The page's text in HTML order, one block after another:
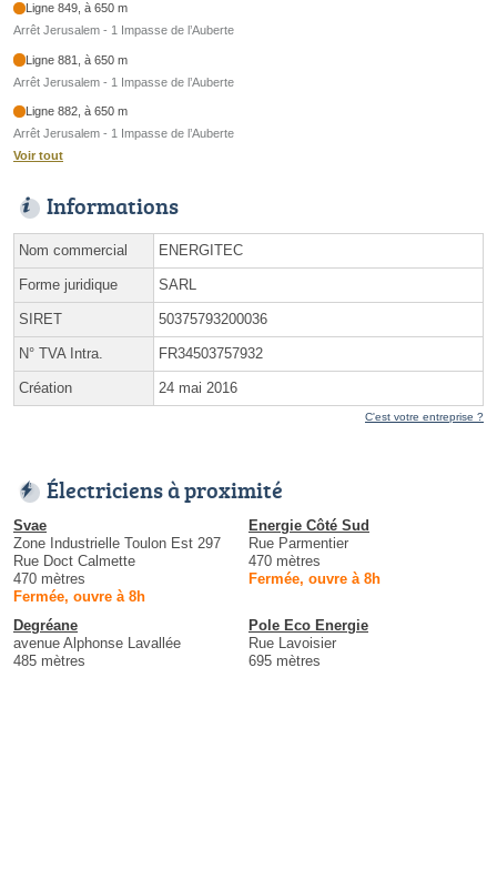
Ligne 849, à 650 m
Arrêt Jerusalem - 1 Impasse de l’Auberte
Ligne 881, à 650 m
Arrêt Jerusalem - 1 Impasse de l’Auberte
Ligne 882, à 650 m
Arrêt Jerusalem - 1 Impasse de l’Auberte
Voir tout
Informations
Nom commercial ENERGITEC
Forme juridique SARL
SIRET 50375793200036
N° TVA Intra. FR34503757932
Création 24 mai 2016
C'est votre entreprise ?
Électriciens à proximité
Svae
Zone Industrielle Toulon Est 297
Rue Doct Calmette
470 mètres
Fermée, ouvre à 8h
Energie Côté Sud
Rue Parmentier
470 mètres
Fermée, ouvre à 8h
Degréane
avenue Alphonse Lavallée
485 mètres
Pole Eco Energie
Rue Lavoisier
695 mètres